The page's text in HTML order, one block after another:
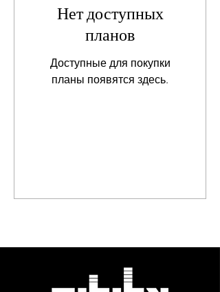
Нет доступных
планов
Доступные для покупки
планы появятся здесь.